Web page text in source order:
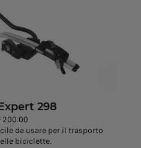
298
200.00
da usare per il trasporto
biciclette.